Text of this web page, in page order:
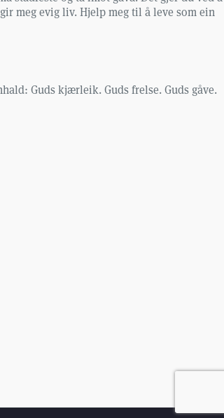
meg evig liv. Hjelp meg til å leve som ein
Guds kjærleik. Guds frelse. Guds gåve.